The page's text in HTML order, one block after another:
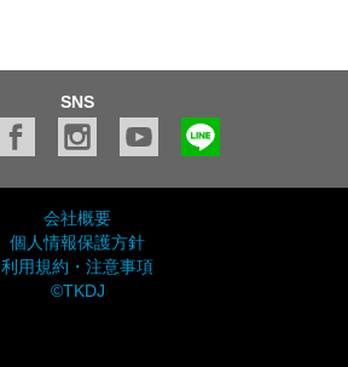
SNS
会社概要
個人情報保護方針
利用規約・注意事項
©TKDJ